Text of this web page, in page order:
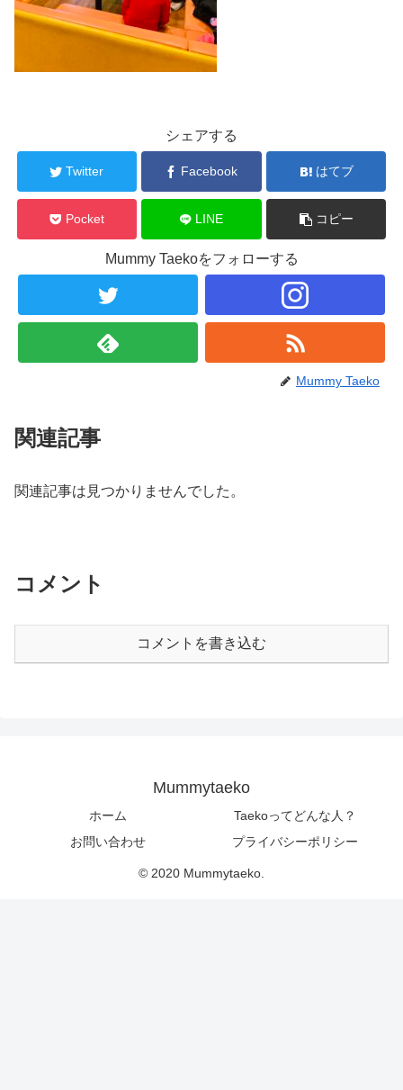
シェアする
Twitter Facebook はてブ
Pocket LINE コピー
Mummy Taekoをフォローする
Mummy Taeko
関連記事
関連記事は見つかりませんでした。
コメント
コメントを書き込む
Mummytaeko
ホーム
Taekoってどんな人？
お問い合わせ
プライバシーポリシー
© 2020 Mummytaeko.